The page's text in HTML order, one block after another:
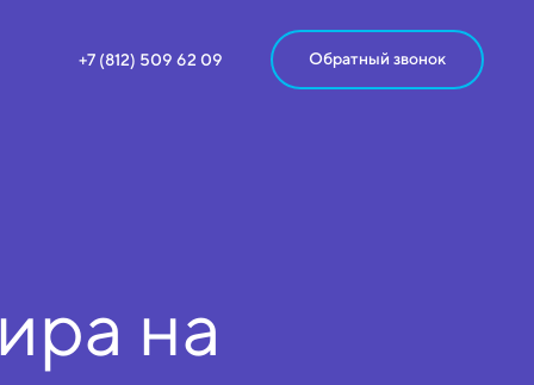
+7 (812) 509 62 09 Обратный звонок
на